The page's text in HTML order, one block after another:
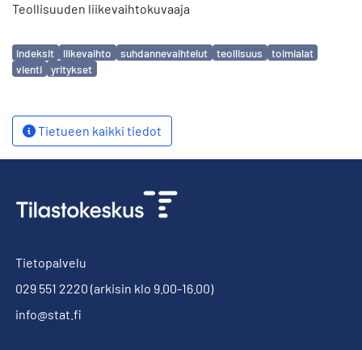
Teollisuuden liikevaihtokuvaaja
Avainsanat
indeksit liikevaihto suhdannevaihtelut teollisuus
toimialat
vienti
yritykset
Tietueen kaikki tiedot
Tietopalvelu
029 551 2220 (arkisin klo 9.00-16.00)
info@stat.fi